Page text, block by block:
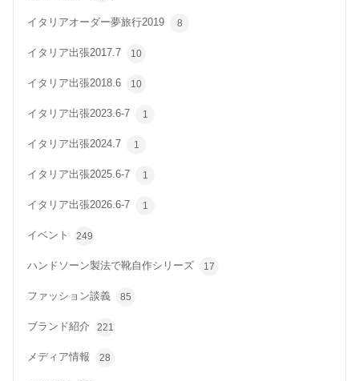
イタリアオーダー夢旅行2019 8
イタリア出張2017.7 10
イタリア出張2018.6 10
イタリア出張2023.6-7 1
イタリア出張2024.7 1
イタリア出張2025.6-7 1
イタリア出張2026.6-7 1
イベント 249
ハンドソーン製法で靴自作シリーズ 17
ファッション談義 85
ブランド紹介 221
メディア情報 28